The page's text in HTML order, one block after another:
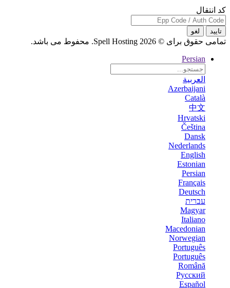
کد انتقال
تایید لغو
تمامی حقوق برای © 2026 Spell Hosting. محفوط می باشد.
Persian
العربية
Azerbaijani
Català
中文
Hrvatski
Čeština
Dansk
Nederlands
English
Estonian
Persian
Français
Deutsch
עברית
Magyar
Italiano
Macedonian
Norwegian
Português
Português
Română
Русский
Español